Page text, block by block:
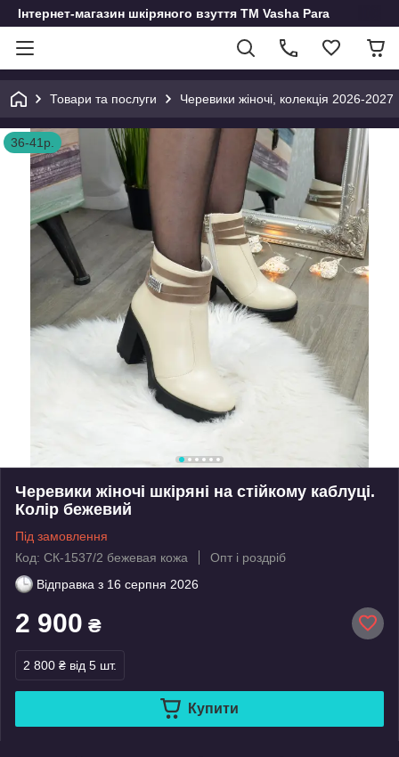
Інтернет-магазин шкіряного взуття ТМ Vasha Para
Товари та послуги Черевики жіночі, колекція 2026-2027
36-41р.
Черевики жіночі шкіряні на стійкому каблуці.
Колір бежевий
Під замовлення
Код: СК-1537/2 бежевая кожа
Опт і роздріб
Відправка з 16 серпня 2026
2 900 ₴
2 800 ₴ від 5 шт.
Купити